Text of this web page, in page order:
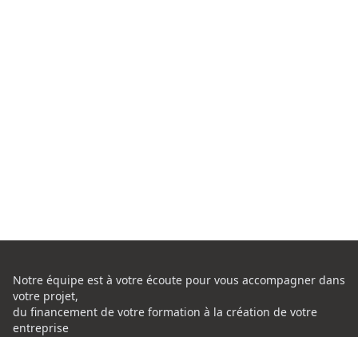
Notre équipe est à votre écoute pour vous accompagner dans
votre projet,
du financement de votre formation à la création de votre
entreprise